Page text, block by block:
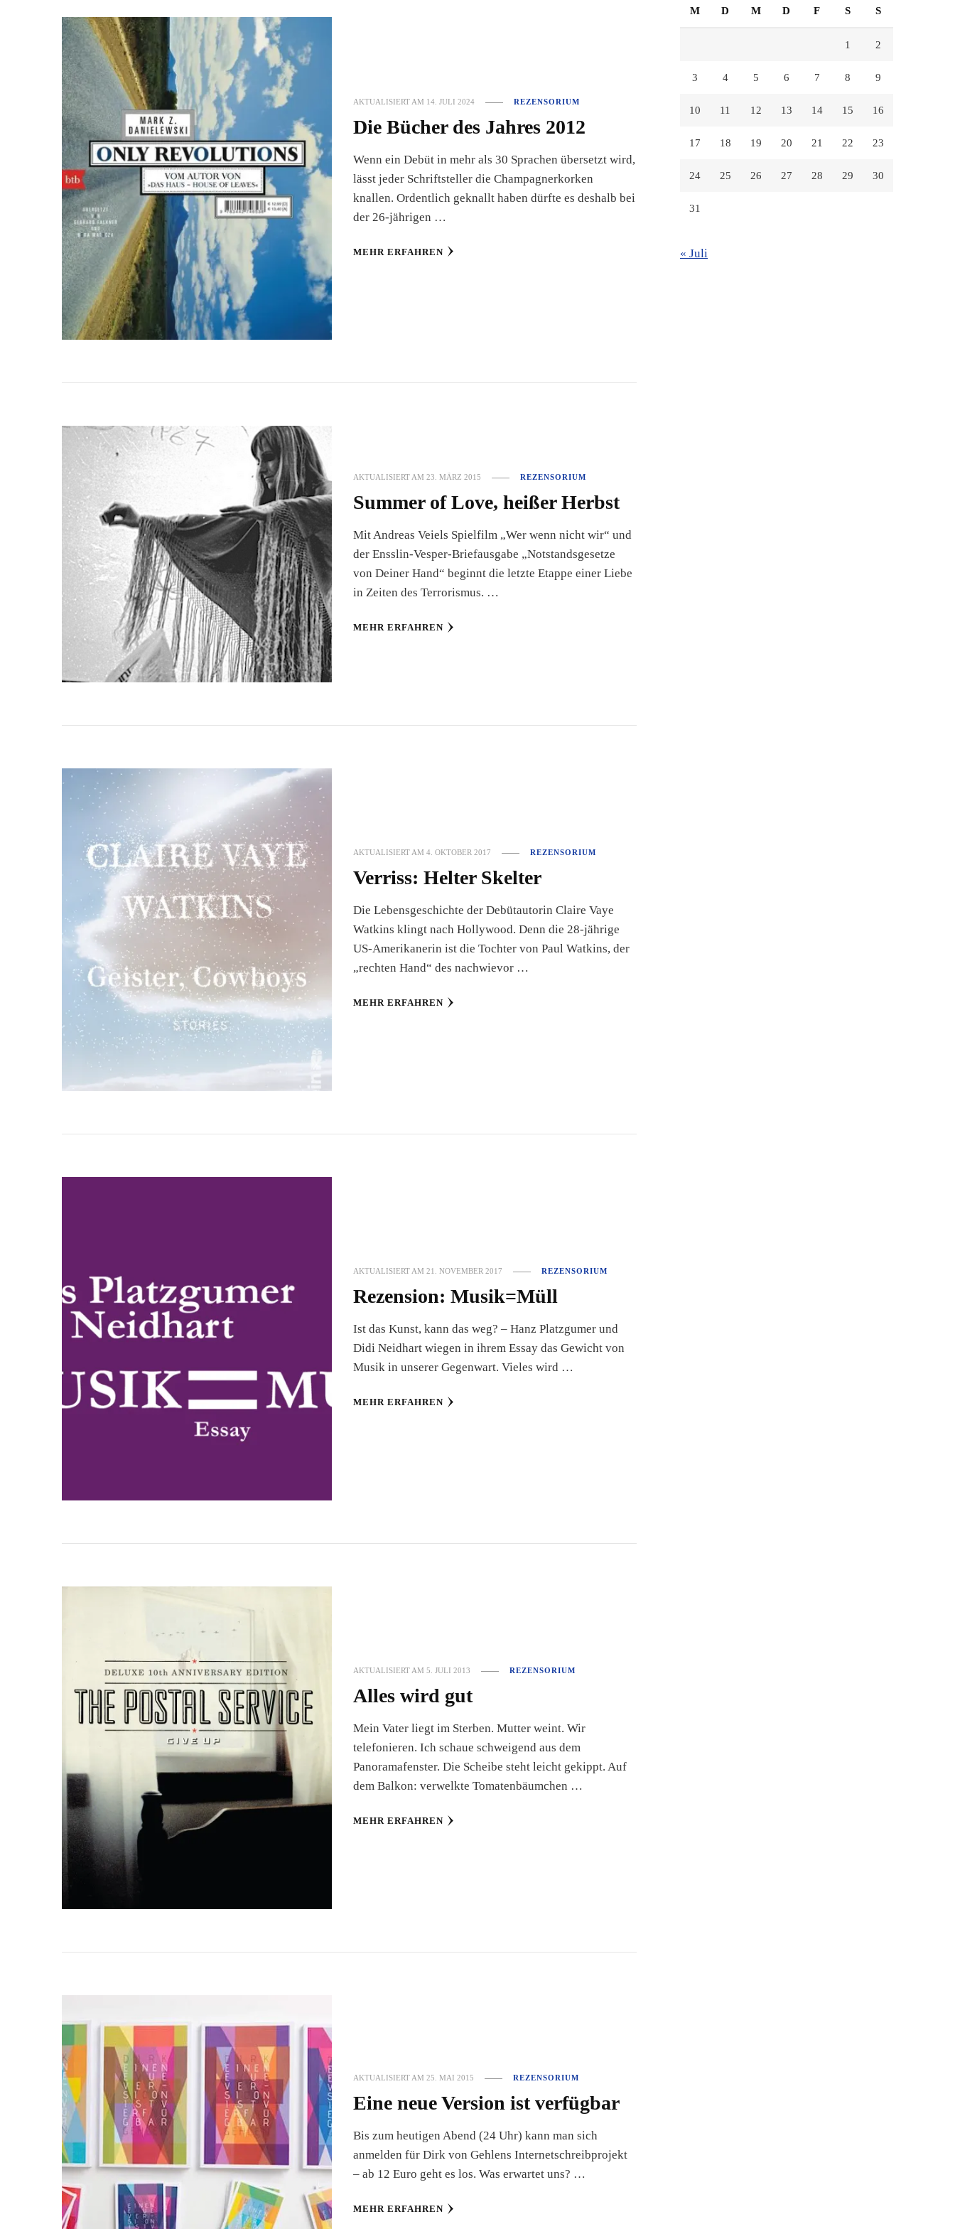
AKTUALISIERT AM 14. JULI 2024 REZENSORIUM
Die Bücher des Jahres 2012
Wenn ein Debüt in mehr als 30 Sprachen übersetzt wird,
lässt jeder Schriftsteller die Champagnerkorken
knallen. Ordentlich geknallt haben dürfte es deshalb bei
der 26-jährigen …
MEHR ERFAHREN
AKTUALISIERT AM23. MÄRZ 2015 REZENSORIUM
Summer of Love, heißer Herbst
Mit Andreas Veiels Spielfilm „Wer wenn nicht wir“ und
der Ensslin-Vesper-Briefausgabe „Notstandsgesetze
von Deiner Hand“ beginnt die letzte Etappe einer Liebe
in Zeiten des Terrorismus. …
MEHR ERFAHREN
AKTUALISIERT AM4. OKTOBER 2017 REZENSORIUM
Verriss: Helter Skelter
Die Lebensgeschichte der Debütautorin Claire Vaye
Watkins klingt nach Hollywood. Denn die 28-jährige
US-Amerikanerin ist die Tochter von Paul Watkins, der
„rechten Hand“ des nachwievor …
MEHR ERFAHREN
AKTUALISIERT AM21. NOVEMBER 2017 REZENSORIUM
Rezension: Musik=Müll
Ist das Kunst, kann das weg? – Hanz Platzgumer und
Didi Neidhart wiegen in ihrem Essay das Gewicht von
Musik in unserer Gegenwart. Vieles wird …
MEHR ERFAHREN
AKTUALISIERT AM5. JULI 2013 REZENSORIUM
Alles wird gut
Mein Vater liegt im Sterben. Mutter weint. Wir
telefonieren. Ich schaue schweigend aus dem
Panoramafenster. Die Scheibe steht leicht gekippt. Auf
dem Balkon: verwelkte Tomatenbäumchen …
MEHR ERFAHREN
AKTUALISIERT AM25. MAI 2015 REZENSORIUM
Eine neue Version ist verfügbar
Bis zum heutigen Abend (24 Uhr) kann man sich
anmelden für Dirk von Gehlens Internetschreibprojekt
– ab 12 Euro geht es los. Was erwartet uns? …
MEHR ERFAHREN
M D M D F S S
1 2
3 4 5 6 7 8 9
10 11 12 13 14 15 16
17 18 19 20 21 22 23
24 25 26 27 28 29 30
31
« Juli